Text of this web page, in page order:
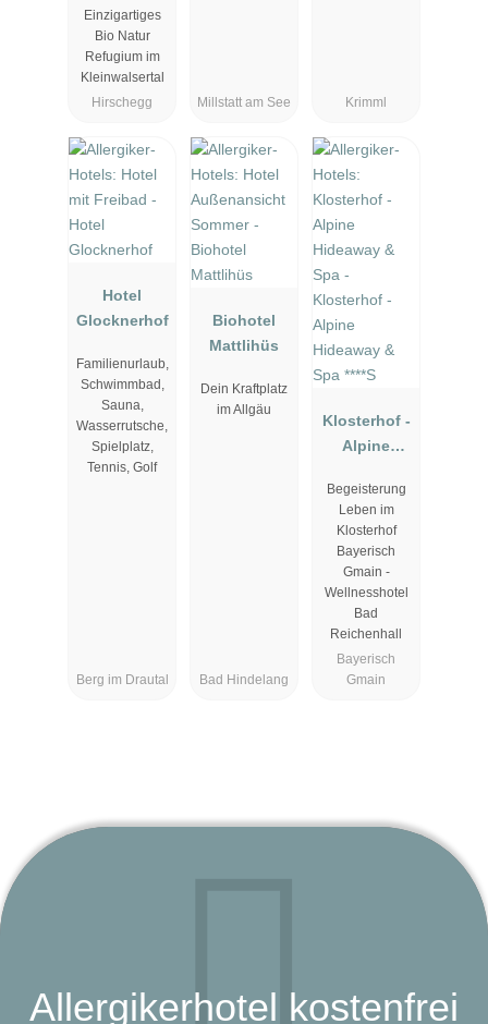
Valisa****s
Einzigartiges
Bio Natur
Refugium im
Kleinwalsertal
Hirschegg
Millstatt am See Krimml
Hotel
Glocknerhof
Familienurlaub,
Schwimmbad,
Sauna,
Wasserrutsche,
Spielplatz,
Tennis, Golf
Berg im Drautal
Biohotel
Mattlihüs
Dein Kraftplatz
im Allgäu
Bad Hindelang
Klosterhof -
Alpine
Spa ****S
Begeisterung
Leben im
Klosterhof
Bayerisch
Gmain -
Wellnesshotel
Bad
Reichenhall
Bayerisch
Gmain
Allergikerhotel kostenfrei